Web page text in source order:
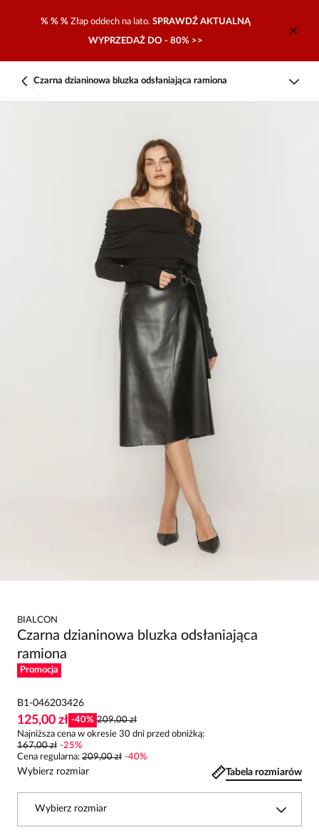
% % % Złap oddech na lato. SPRAWDŹ AKTUALNĄ
WYPRZEDAŻ DO - 80% >>
Czarna dzianinowa bluzka odsłaniająca ramiona
BIALCON
Czarna dzianinowa bluzka odsłaniająca
ramiona
Promocja
B1-046203426
125,00 zł -40% 209,00 zł
Najniższa cena w okresie 30 dni przed obniżką:
167,00 zł -25%
Cena regularna: 209,00 zł -40%
Wybierz rozmiar Tabela rozmiarów
Wybierz rozmiar